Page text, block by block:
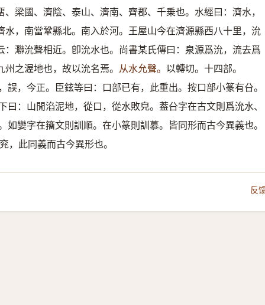
梁國、濟陰、泰山、濟南、齊郡、千乗也。水經曰：濟水，
，南當鞏縣北。南入於河。王屋山今在濟源縣西八十里，沇
㶌沇聲相近。卽沇水也。尚書某氏傳曰：泉源爲沇，流去爲
之渥地也，故以沇名焉。 从水允聲。 以轉切。十四部。
誤，今正。臣鉉等曰：口部已有，此重出。按口部小篆有㕣。
曰：山閒淊泥地，從口，從水敗皃。葢㕣字在古文則爲沇水、
如孌字在籒文則訓順。在小篆則訓慕。皆同形而古今異義也。
，此同義而古今異形也。
反